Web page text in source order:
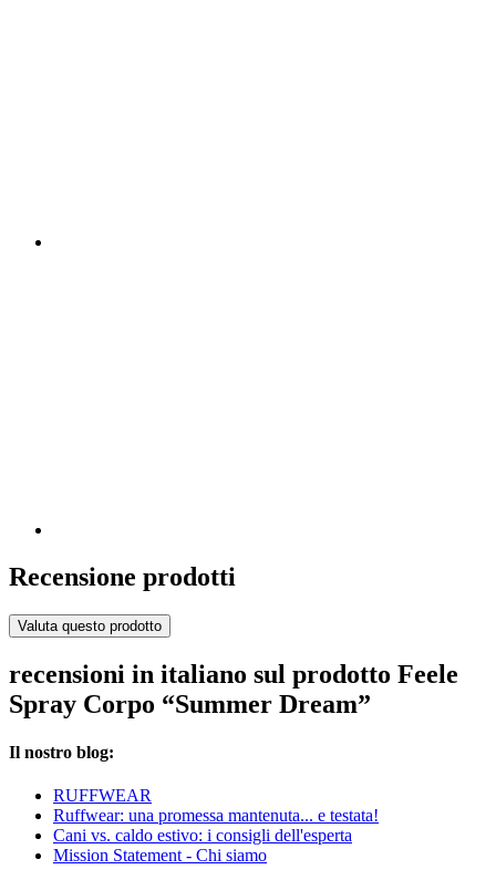
Recensione prodotti
Valuta questo prodotto
recensioni in italiano sul prodotto Feele
Spray Corpo “Summer Dream”
Il nostro blog:
RUFFWEAR
Ruffwear: una promessa mantenuta... e testata!
Cani vs. caldo estivo: i consigli dell'esperta
Mission Statement - Chi siamo